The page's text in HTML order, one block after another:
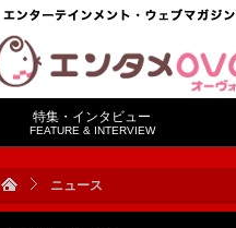
特集・インタビュー
FEATURE & INTERVIEW
ニュース